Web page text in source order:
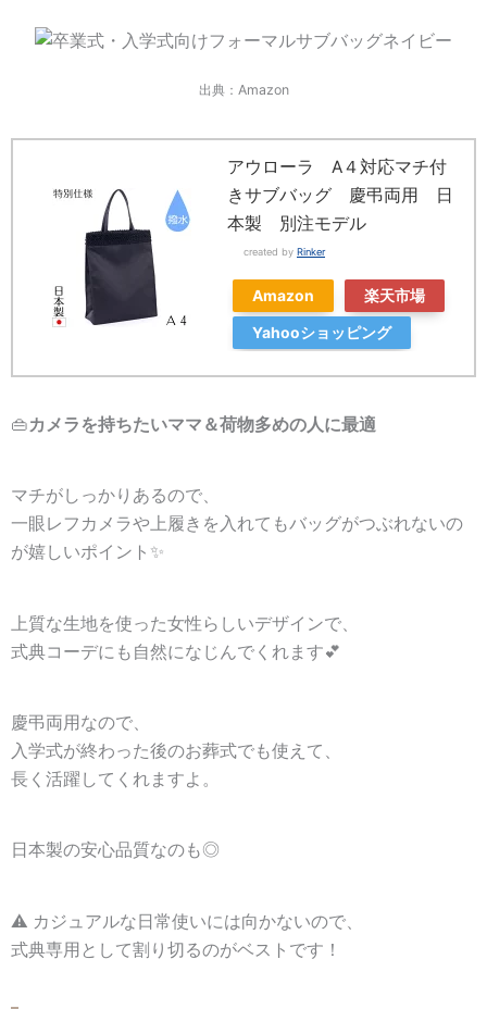
出典：Amazon
アウローラ A４対応マチ付
きサブバッグ 慶弔両用 日
本製 別注モデル
created by Rinker
Amazon
楽天市場
Yahooショッピング
👜カメラを持ちたいママ＆荷物多めの人に最適
マチがしっかりあるので、
一眼レフカメラや上履きを入れてもバッグがつぶれないの
が嬉しいポイント✨
上質な生地を使った女性らしいデザインで、
式典コーデにも自然になじんでくれます💕
慶弔両用なので、
入学式が終わった後のお葬式でも使えて、
長く活躍してくれますよ。
日本製の安心品質なのも◎
⚠️ カジュアルな日常使いには向かないので、
式典専用として割り切るのがベストです！